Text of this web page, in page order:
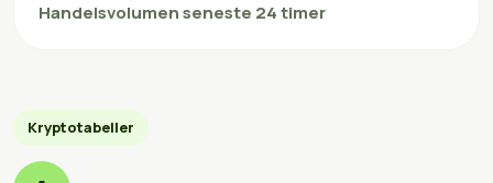
Handelsvolumen seneste 24 timer
Kryptotabeller